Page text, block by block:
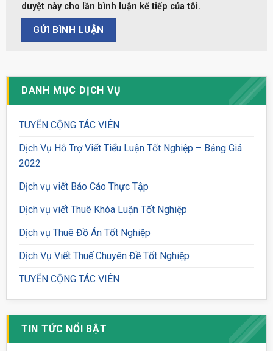
duyệt này cho lần bình luận kế tiếp của tôi.
DANH MỤC DỊCH VỤ
TUYỂN CỘNG TÁC VIÊN
Dịch Vụ Hỗ Trợ Viết Tiểu Luận Tốt Nghiệp – Bảng Giá
2022
Dịch vụ viết Báo Cáo Thực Tập
Dịch vụ viết Thuê Khóa Luận Tốt Nghiệp
Dịch vụ Thuê Đồ Án Tốt Nghiệp
Dịch Vụ Viết Thuế Chuyên Đề Tốt Nghiệp
TUYỂN CỘNG TÁC VIÊN
TIN TỨC NỔI BẬT